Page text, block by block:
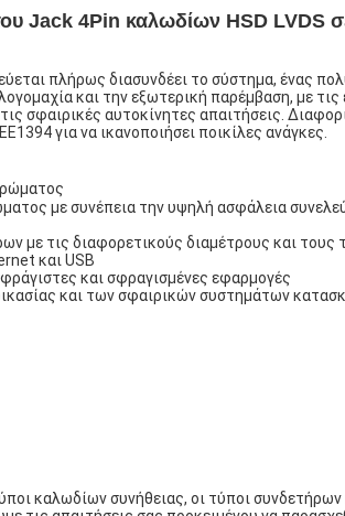
Jack 4Pin καλωδίων HSD LVDS
πλήρως διασυνδέει το σύστημα, ένας
και την εξωτερική παρέμβαση, με
σφαιρικές αυτοκίνητες απαιτήσεις.
για να ικανοποιήσει ποικίλες ανάγκες.
με συνέπεια την υψηλή ασφάλεια
με τις διαφορετικούς διαμέτρους και
και USB
και σφραγισμένες εφαρμογές
και των σφαιρικών συστημάτων
καλωδίων συνήθειας, οι τύποι